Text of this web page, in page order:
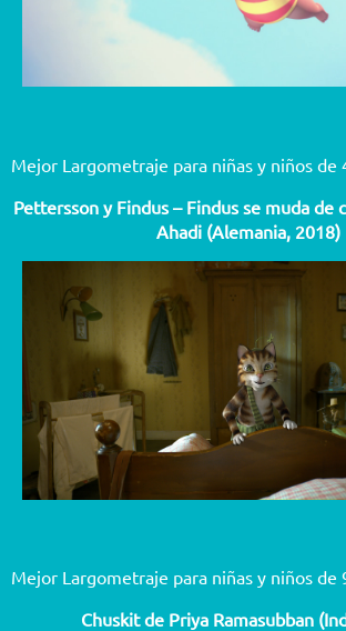
Mejor Largometraje para niñas y niños de
Pettersson y Findus – Findus se muda de
Ahadi (Alemania, 2018)
Mejor Largometraje para niñas y niños de
Chuskit de Priya Ramasubban